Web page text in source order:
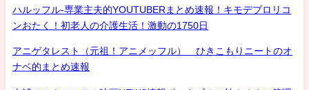
ハルッフル-専業主夫的YOUTUBERまとめ速報！キモデブロリコ
ンおたく！初老人の介護生活！激動の1750日
アニゲタレスト（元祖！アニメッフル） ひきこもりニートのオ
ナベ的まとめ速報